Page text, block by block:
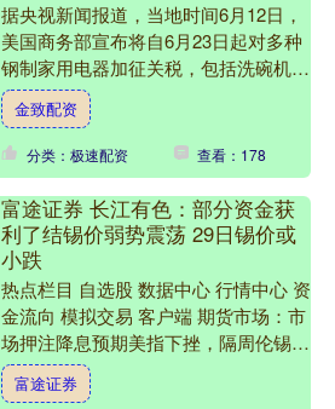
据央视新闻报道，当地时间6月12日，
美国商务部宣布将自6月23日起对多种
钢制家用电器加征关税，包括洗碗机、
洗衣机和冰箱等钢铁衍生产品。 根据
美国商务部工业与安全....
金致配资
分类：极速配资 查看：178
富途证券 长江有色：部分资金获
利了结锡价弱势震荡 29日锡价或
小跌
热点栏目 自选股 数据中心 行情中心 资
金流向 模拟交易 客户端 期货市场：市
场押注降息预期美指下挫，隔周伦锡收
涨0.07%；最新收盘报34415，比前一
交易日....
富途证券